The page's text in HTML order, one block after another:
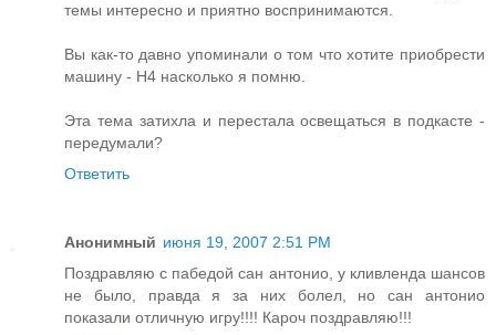
темы интересно и приятно воспринимаются.
Вы как-то давно упоминали о том что хотите приобрести
машину - H4 насколько я помню.
Эта тема затихла и перестала освещаться в подкасте -
передумали?
Ответить
Анонимный июня 19, 2007 2:51 PM
Поздравляю с пабедой сан антонио, у кливленда шансов
не было, правда я за них болел, но сан антонио
показали отличную игру!!!! Кароч поздравляю!!!